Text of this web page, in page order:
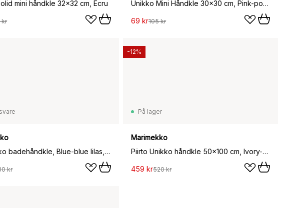
mini håndkle 32x32 cm, Ecru
kr
Unikko Mini Håndkle 30x30 cm, Pink-powder
69 kr105 kr
Iso Unikko badehåndkle, Blue-blue lilas, 100x180 cm
kr
På lager
Marimekko
Piirto Unikko håndkle 50x100 cm, Ivory-black
459 kr520 kr
-12%